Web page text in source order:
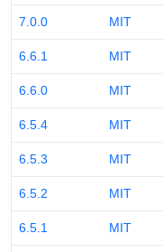
7.0.0 MIT
6.6.1 MIT
6.6.0 MIT
6.5.4 MIT
6.5.3 MIT
6.5.2 MIT
6.5.1 MIT